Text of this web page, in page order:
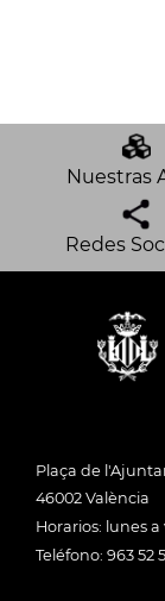
Nuestras
Redes
Plaça de
46002 València
Horarios: lunes a
Teléfono: 963 52